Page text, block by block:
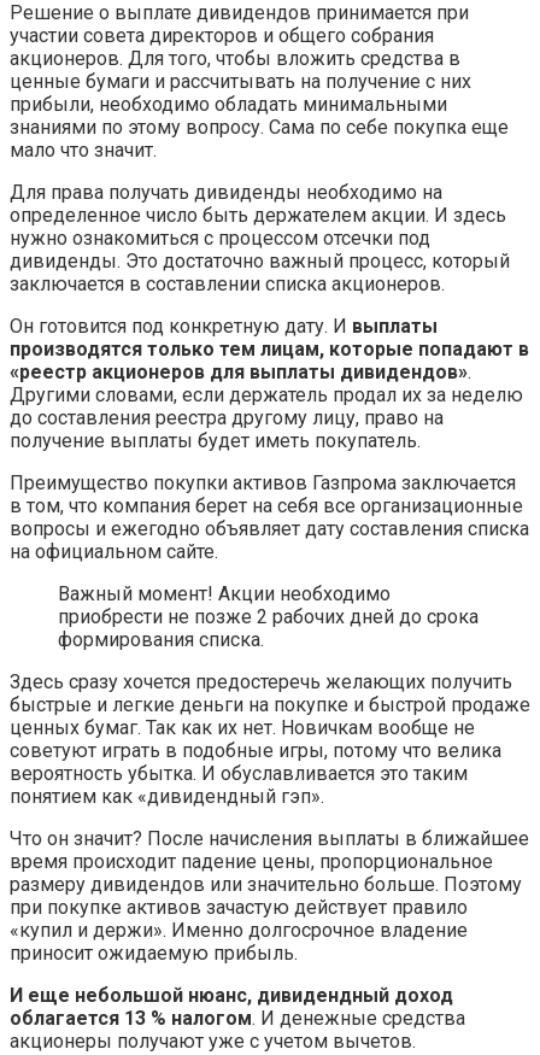
Решение о выплате дивидендов принимается при
участии совета директоров и общего собрания
акционеров. Для того, чтобы вложить средства в
ценные бумаги и рассчитывать на получение с них
прибыли, необходимо обладать минимальными
знаниями по этому вопросу. Сама по себе покупка еще
мало что значит.
Для права получать дивиденды необходимо на
определенное число быть держателем акции. И здесь
нужно ознакомиться с процессом отсечки под
дивиденды. Это достаточно важный процесс, который
заключается в составлении списка акционеров.
Он готовится под конкретную дату. И выплаты
производятся только тем лицам, которые попадают в
«реестр акционеров для выплаты дивидендов».
Другими словами, если держатель продал их за неделю
до составления реестра другому лицу, право на
получение выплаты будет иметь покупатель.
Преимущество покупки активов Газпрома заключается
в том, что компания берет на себя все организационные
вопросы и ежегодно объявляет дату составления списка
на официальном сайте.
Важный момент! Акции необходимо
приобрести не позже 2 рабочих дней до срока
формирования списка.
Здесь сразу хочется предостеречь желающих получить
быстрые и легкие деньги на покупке и быстрой продаже
ценных бумаг. Так как их нет. Новичкам вообще не
советуют играть в подобные игры, потому что велика
вероятность убытка. И обуславливается это таким
понятием как «дивидендный гэп».
Что он значит? После начисления выплаты в ближайшее
время происходит падение цены, пропорциональное
размеру дивидендов или значительно больше. Поэтому
при покупке активов зачастую действует правило
«купил и держи». Именно долгосрочное владение
приносит ожидаемую прибыль.
И еще небольшой нюанс, дивидендный доход
облагается 13 % налогом. И денежные средства
акционеры получают уже с учетом вычетов.